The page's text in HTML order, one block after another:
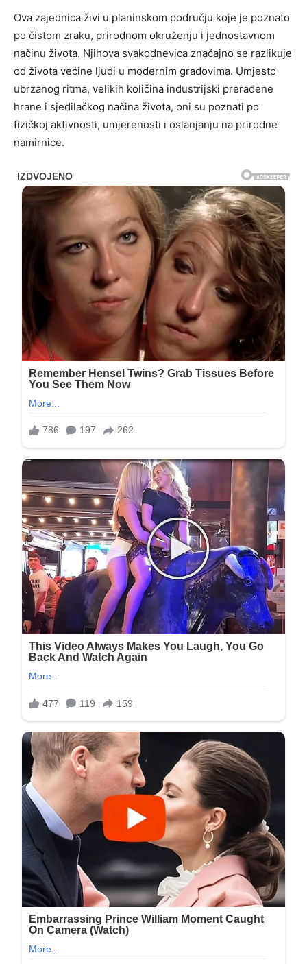
Ova zajednica živi u planinskom području koje je poznato
po čistom zraku, prirodnom okruženju i jednostavnom
načinu života. Njihova svakodnevica značajno se razlikuje
od života većine ljudi u modernim gradovima. Umjesto
ubrzanog ritma, velikih količina industrijski prerađene
hrane i sjedilačkog načina života, oni su poznati po
fizičkoj aktivnosti, umjerenosti i oslanjanju na prirodne
namirnice.